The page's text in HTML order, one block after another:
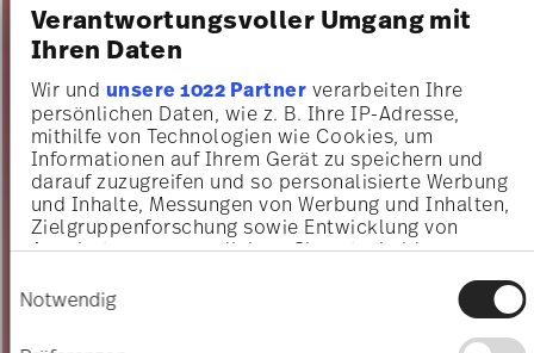
Verantwortungsvoller Umgang mit
Ihren Daten
Wir und unsere 1022 Partnerverarbeiten Ihre
persönlichen Daten, wie z. B. Ihre IP-Adresse,
mithilfe von Technologien wie Cookies, um
Informationen auf Ihrem Gerät zu speichern und
darauf zuzugreifen und so personalisierte Werbung
und Inhalte, Messungen von Werbung und Inhalten,
Zielgruppenforschung sowie Entwicklung von
Angeboten zu ermöglichen. Sie entscheiden
Sie können Ihre Einwilligung jederzeit über die
Cookie-Erklärung oder durch Klicken auf das
Privacy Trigger Symbol ändern oder widerrufen
Notwendig